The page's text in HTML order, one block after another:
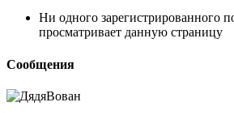
Ни одного зарегистрированного
просматривает данную страницу
Сообщения